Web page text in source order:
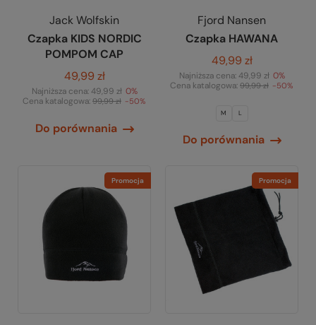
Jack Wolfskin
Czapka KIDS NORDIC
POMPOM CAP
49,99 zł
Najniższa cena:49,99 zł 0%
Cena katalogowa: 99,99 zł -50%
Do porównania
Fjord Nansen
Czapka HAWANA
49,99 zł
Najniższa cena:49,99 zł 0%
Cena katalogowa: 99,99 zł -50%
M L
Do porównania
Promocja Promocja